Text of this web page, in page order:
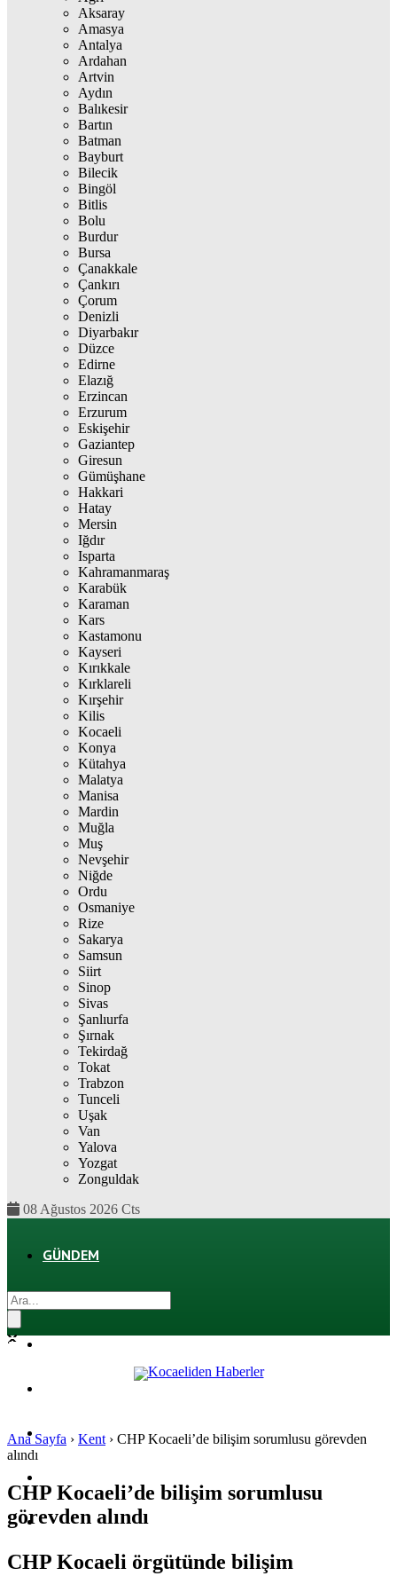
Aksaray
Amasya
Antalya
Ardahan
Artvin
Aydın
Balıkesir
Bartın
Batman
Bayburt
Bilecik
Bingöl
Bitlis
Bolu
Burdur
Bursa
Çanakkale
Çankırı
Çorum
Denizli
Diyarbakır
Düzce
Edirne
Elazığ
Erzincan
Erzurum
Eskişehir
Gaziantep
Giresun
Gümüşhane
Hakkari
Hatay
Mersin
Iğdır
Isparta
Kahramanmaraş
Karabük
Karaman
Kars
Kastamonu
Kayseri
Kırıkkale
Kırklareli
Kırşehir
Kilis
Kocaeli
Konya
Kütahya
Malatya
Manisa
Mardin
Muğla
Muş
Nevşehir
Niğde
Ordu
Osmaniye
Rize
Sakarya
Samsun
Siirt
Sinop
Sivas
Şanlıurfa
Şırnak
Tekirdağ
Tokat
Trabzon
Tunceli
Uşak
Van
Yalova
Yozgat
Zonguldak
08 Ağustos 2026 Cts
GÜNDEM
SPOR
SAĞLIK
Ana Sayfa › Kent › CHP Kocaeli’de bilişim sorumlusu görevden
alındı
CHP Kocaeli’de bilişim sorumlusu
görevden alındı
CHP Kocaeli örgütünde bilişim